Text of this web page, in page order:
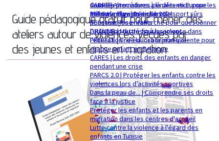
sexuelle
Mémorandum politique 2024
dans les procédures pénales en Europe
360 Safe Play | Des clubs de sport sûrs
pour tous les enfants
GRANDIR | Mettre fin à la violence dans
l’éducation : de la loi à la pratique
CADRE | Alternatives à la détention pour les
enfants migrants en Europe
RESsaisir | Une recherche pour questionner
l'utilisation du déssaisissement
PREFACE | Une éducation non-violente pour
chaque enfant en Belgique
CARES | Les droits des enfants en danger
pendant une crise
PARCS 2.0 | Protéger les enfants contre les
violences lors d’activités sportives
Dans la peau de... | Comprendre ses droits
face à la justice
Protéger les enfants et les parents en
migration dans les centres d'accueil
Lutte contre la violence à l'égard des
enfants en Tunisie
Guide pédagogique gratuit pour mener des
ateliers autour de violences vécues par
des jeunes et enfants en migration